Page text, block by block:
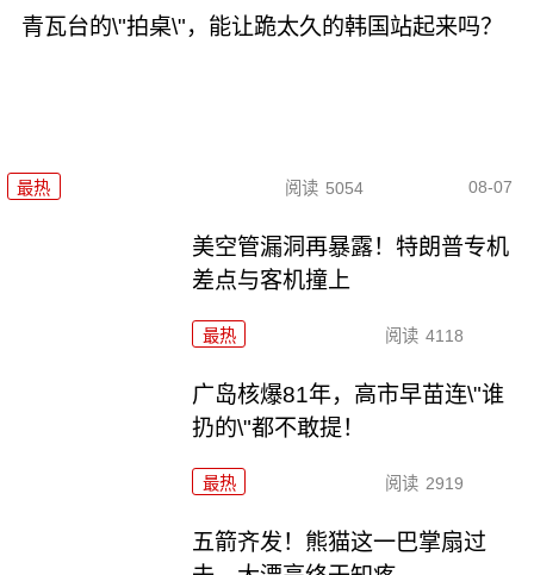
青瓦台的\"拍桌\"，能让跪太久的韩国站起来吗？
最热 阅读 5054 08-07
美空管漏洞再暴露！特朗普专机
差点与客机撞上
最热 阅读 4118
广岛核爆81年，高市早苗连\"谁
扔的\"都不敢提！
最热 阅读 2919
五箭齐发！熊猫这一巴掌扇过